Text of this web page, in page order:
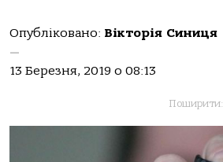
Опубліковано: Вікторія Синиця
—
13 Березня, 2019 о 08:13
Поширити: